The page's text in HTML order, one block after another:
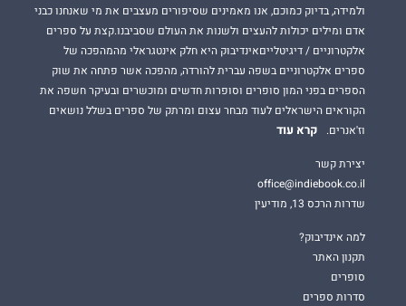
ולמידה, בדיוק כמוכם, אנו מאמינים שסיפורים מעצבים את מי שאנחנו כבני
אדם ומילים יכולות להעצים ולשנות את העולם שסביבנו.קצת על ספרים
אלקטרוניים / דיגיטלייםאינדיבוק היא חלק אינטגראלי מהמהפכה של
ספרים אלקטרוניים בשפה עברית להורדה, מהפכה אשר פתחה את שוק
הספרים בפני המון סופרים וסופרות חדשים ומוכשרים ובעיקר חשפה את
הקוראים הישראלים לעוד מבחר עצום ומרתק של ספרים בשלל נושאים
וז'אנרים.
קרא עוד
יצירת קשר
office@indiebook.co.il
שדרות הרכס 13, מודיעין
למה אינדיבוק?
תקנון האתר
סופרים
סדרות ספרים